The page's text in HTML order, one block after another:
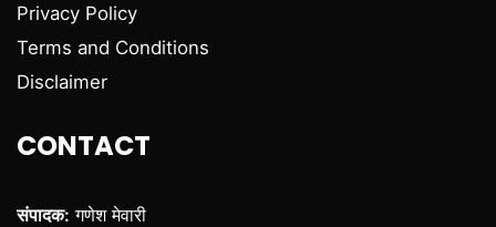
Privacy Policy
Terms and Conditions
Disclaimer
CONTACT
संपादक: गणेश मेवारी